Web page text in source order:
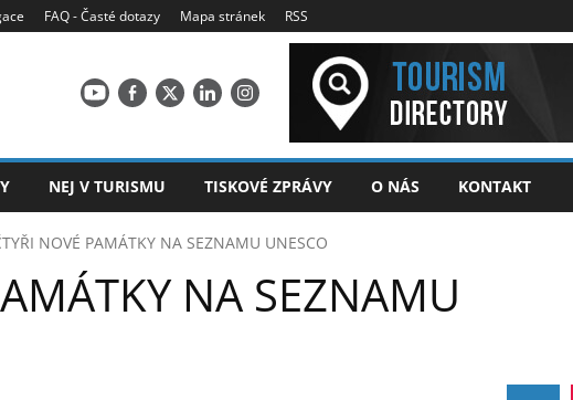
FAQ - Časté dotazy Mapa stránek RSS
NEJ V TURISMU TISKOVÉ ZPRÁVY O NÁS KONTAKT
NOVÉ PAMÁTKY NA SEZNAMU UNESCO
NA SEZNAMU